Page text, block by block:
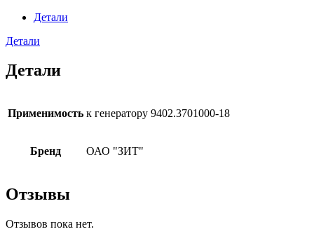
Детали
Детали
Детали
Применимость к генератору 9402.3701000-18
Бренд ОАО "ЗИТ"
Отзывы
Отзывов пока нет.